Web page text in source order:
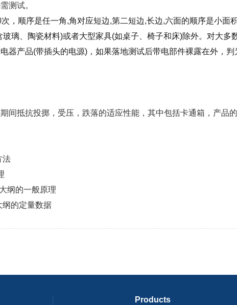
测试。
，顺序是任一角,角对应短边,第二短边,长边,六面的顺序是小
璃、陶瓷材料)或者大型家具(如桌子、椅子和床)除外。对大
器产品(带插头的电源)，如果落地测试后带电部件裸露在外，
间抵抗投掷，受压，跌落的适应性能，其中包括卡通箱，产品
法
纲的一般原理
纲的定量数据
Products